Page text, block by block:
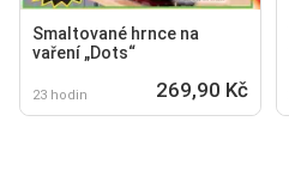
Smal­tované hrnce na
vaření „Dots“
23 hodin 269,90 Kč